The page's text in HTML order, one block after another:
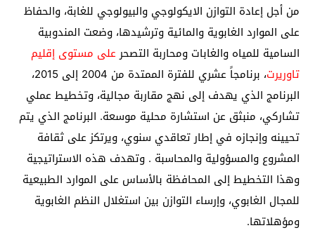
من أجل إعادة التوازن الايكولوجي والبيولوجي للغابة، والحفاظ
على الموارد الغابوية والمائية وترشيدها، وضعت المندوبية
السامية للمياه والغابات ومحاربة التصحرعلى مستوى إقليم
تاوريرت
، برنامجاً عشري للفترة الممتدة من 2004 إلى 2015،
البرنامج الذي يهدف إلى نهج مقاربة مجالية، وتخطيط عملي
تشاركي، منبثق عن استشارة محلية موسعة. البرنامج الذي يتم
تحيينه وإنجازه في إطار تعاقدي سنوي، ويرتكز على ثقافة
المشروع والمسؤولية والمحاسبة . وتهدف هذه الاستراتيجية
وهذا التخطيط إلى المحافظة بالأساس على الموارد الطبيعية
للمجال الغابوي، وإرساء التوازن بين استغلال النظم الغابوية
ومؤهلاتها.